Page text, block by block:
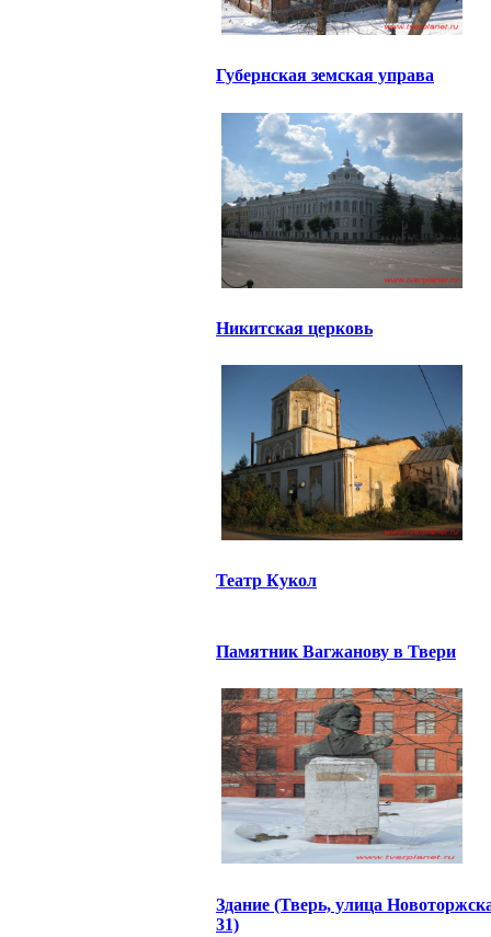
Губернская земская управа
Никитская церковь
Театр Кукол
Памятник Вагжанову в Твери
Здание (Тверь, улица
31)